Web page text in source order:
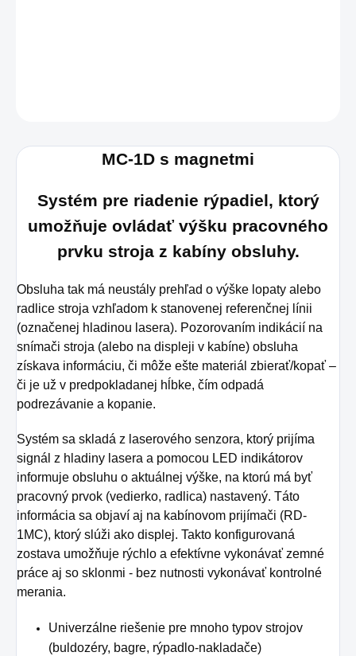
MC-1D s magnetmi
Systém pre riadenie rýpadiel, ktorý
umožňuje ovládať výšku pracovného
prvku stroja z kabíny obsluhy.
Obsluha tak má neustály prehľad o výške lopaty alebo
radlice stroja vzhľadom k stanovenej referenčnej línii
(označenej hladinou lasera). Pozorovaním indikácií na
snímači stroja (alebo na displeji v kabíne) obsluha
získava informáciu, či môže ešte materiál zbierať/kopať –
či je už v predpokladanej hĺbke, čím odpadá
podrezávanie a kopanie.
Systém sa skladá z laserového senzora, ktorý prijíma
signál z hladiny lasera a pomocou LED indikátorov
informuje obsluhu o aktuálnej výške, na ktorú má byť
pracovný prvok (vedierko, radlica) nastavený. Táto
informácia sa objaví aj na kabínovom prijímači (RD-
1MC), ktorý slúži ako displej. Takto konfigurovaná
zostava umožňuje rýchlo a efektívne vykonávať zemné
práce aj so sklonmi - bez nutnosti vykonávať kontrolné
merania.
Univerzálne riešenie pre mnoho typov strojov
(buldozéry, bagre, rýpadlo-nakladače)